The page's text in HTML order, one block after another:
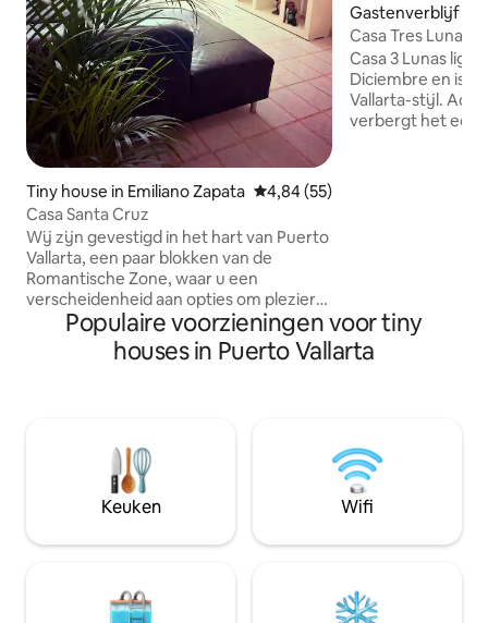
Tiny house in Emiliano Zapata Gemiddelde beoordeling van
4,84 (55)
Casa Santa Cruz
Wij zijn gevestigd in het hart van Puerto
Vallarta, een paar blokken van de
Romantische Zone, waar u een
verscheidenheid aan opties om plezier
te hebben vindt. Restaurants, bars, café
's en het strand. Je kunt naar de
promenade lopen en genieten van het
van het strand te genieten. In de buurt is
de "eiland" plek waar je kunt sporten of
gaan wandelen met je huisdier.
Gastenverblijf in
Casa Tres Lunas
Casa 3 Lunas ligt
Diciembre en is
Vallarta-stijl.
verbergt het een
Populaire voorzieningen voor tiny
houses in Puerto Vallarta
Keuken Wifi